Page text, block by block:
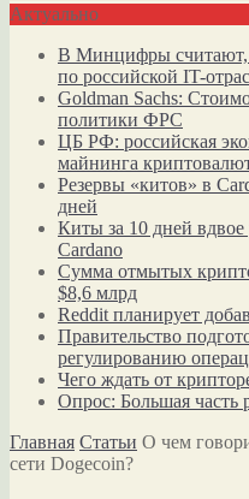
Актуально
В Минцифры считают,
по российской IT-
Goldman Sachs:
политики ФРС
ЦБ РФ: российская
майнинга
Резервы «китов» в
дней
Киты за 10 дней
Cardano
Сумма отмытых
$8,6 млрд
Reddit планирует
Правительство
регулированию
Чего ждать от
Опрос: Большая часть
Главная Статьи О чем
сети Dogecoin?